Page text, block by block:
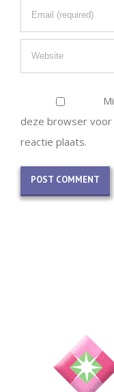
deze browser voor
reactie plaats.